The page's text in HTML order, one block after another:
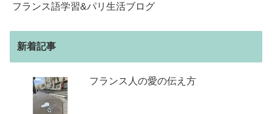
フランス語学習&パリ生活ブログ
新着記事
フランス人の愛の伝え方